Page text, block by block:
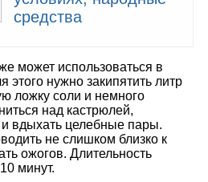
средства
может использоваться в
этого нужно закипятить литр
ложку соли и немного
над кастрюлей,
вдыхать целебные пары.
не слишком близко к
ожогов. Длительность
минут.